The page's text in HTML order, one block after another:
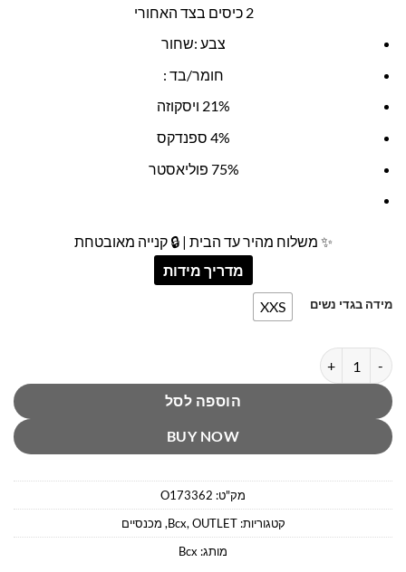
2 כיסים בצד האחורי
צבע :שחור
חומר/בד :
21% ויסקוזה
4% ספנדקס
75% פוליאסטר
✨ משלוח מהיר עד הבית | 🔒 קנייה מאובטחת
מדריך מידות
מידה בגדי נשים XXS
כמות של מכנס 7/8 שחור אלגנטי ביסיאיקס
הוספה לסל
BUY NOW
מק"ט: O173362
קטגוריות:
Bcx, OUTLET
, מכנסיים
מותג: Bcx